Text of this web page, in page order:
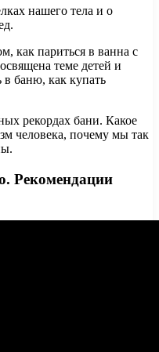
нашего тела и о
как париться в ванна с
теме детей и
баню, как купать
рекордах бани. Какое
человека, почему мы так
Рекомендации